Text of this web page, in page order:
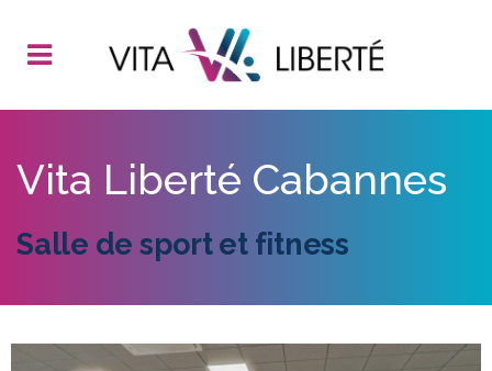
Vita Liberté Cabannes
Salle de sport et fitness